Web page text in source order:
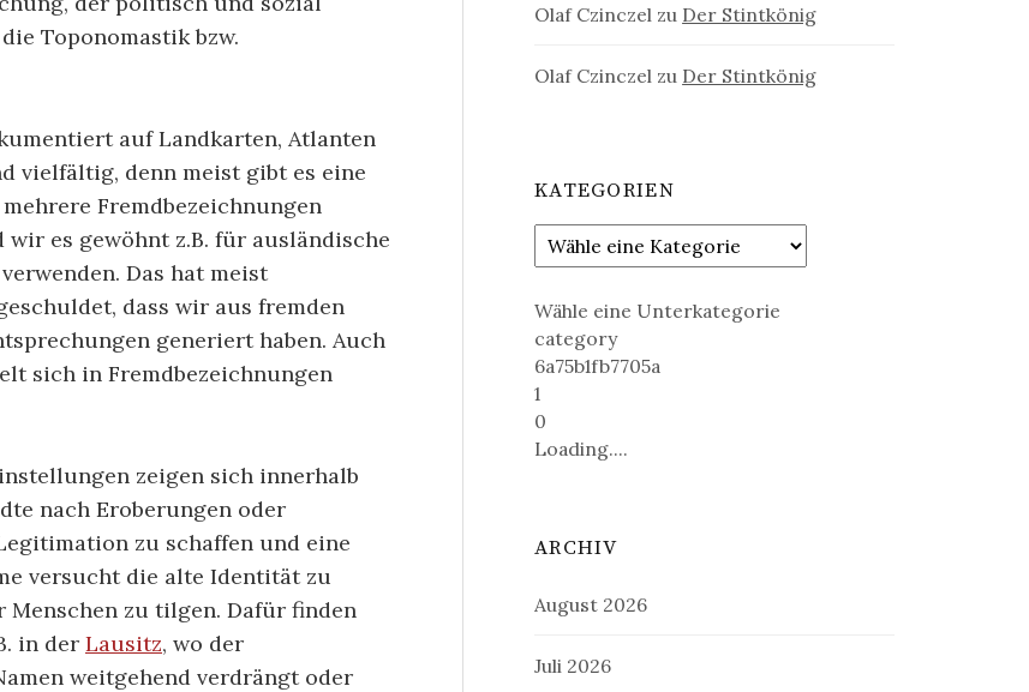
Toponomastik bzw.
auf Landkarten, Atlanten
vielfältig, denn meist gibt es eine
Fremdbezeichnungen
es gewöhnt z.B. für ausländische
Das hat meist
dass wir aus fremden
generiert haben. Auch
sich in Fremdbezeichnungen
zeigen sich innerhalb
nach Eroberungen oder
zu schaffen und eine
versucht die alte Identität zu
zu tilgen. Dafür finden
in der Lausitz, wo der
weitgehend verdrängt oder
Olaf Czinczel zu Der Stintkönig
Olaf Czinczel zu Der Stintkönig
KATEGORIEN
Wähle eine Unterkategorie
category
6a75b1fb7705a
1
0
Loading....
ARCHIV
August 2026
Juli 2026